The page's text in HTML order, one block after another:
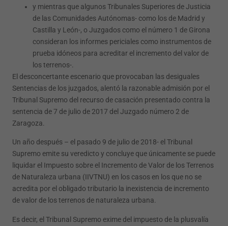
y mientras que algunos Tribunales Superiores de Justicia
de las Comunidades Autónomas- como los de Madrid y
Castilla y León-, o Juzgados como el número 1 de Girona
consideran los informes periciales como instrumentos de
prueba idóneos para acreditar el incremento del valor de
los terrenos-.
El desconcertante escenario que provocaban las desiguales
Sentencias de los juzgados, alentó la razonable admisión por el
Tribunal Supremo del recurso de casación presentado contra la
sentencia de 7 de julio de 2017 del Juzgado número 2 de
Zaragoza.
Un año después – el pasado 9 de julio de 2018- el Tribunal
Supremo emite su veredicto y concluye que únicamente se puede
liquidar el Impuesto sobre el Incremento de Valor de los Terrenos
de Naturaleza urbana (IIVTNU) en los casos en los que no se
acredita por el obligado tributario la inexistencia de incremento
de valor de los terrenos de naturaleza urbana.
Es decir, el Tribunal Supremo exime del impuesto de la plusvalía